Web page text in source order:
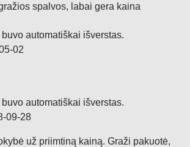
spalvos, labai gera kaina
automatiškai išverstas.
automatiškai išverstas.
už priimtiną kainą. Graži pakuotė,